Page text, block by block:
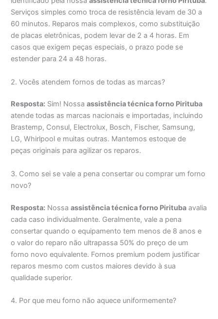
Serviços simples como troca de resistência levam de 30 a
60 minutos. Reparos mais complexos, como substituição
de placas eletrônicas, podem levar de 2 a 4 horas. Em
casos que exigem peças especiais, o prazo pode se
estender para 24 a 48 horas.
2. Vocês atendem fornos de todas as marcas?
Resposta: Sim! Nossaassistência técnica forno Pirituba
atende todas as marcas nacionais e importadas, incluindo
Brastemp, Consul, Electrolux, Bosch, Fischer, Samsung,
LG, Whirlpool e muitas outras. Mantemos estoque de
peças originais para agilizar os reparos.
3. Como sei se vale a pena consertar ou comprar um forno
novo?
Resposta: Nossaassistência técnica forno Pirituba avalia
cada caso individualmente. Geralmente, vale a pena
consertar quando o equipamento tem menos de 8 anos e
o valor do reparo não ultrapassa 50% do preço de um
forno novo equivalente. Fornos premium podem justificar
reparos mesmo com custos maiores devido à sua
qualidade superior.
4. Por que meu forno não aquece uniformemente?